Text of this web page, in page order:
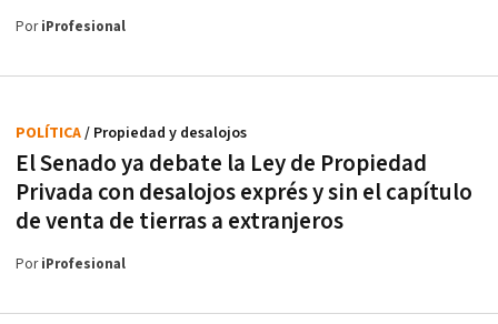
PoriProfesional
El Senado ya debate la Ley de Propiedad
Privada con desalojos exprés y sin el capítulo
de venta de tierras a extranjeros
POLÍTICA/ Propiedad y desalojos
PoriProfesional